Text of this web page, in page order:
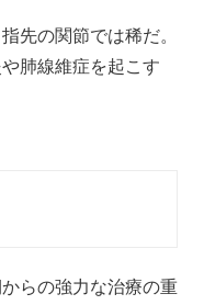
先の関節では稀だ。
肺線維症を起こす
らの強力な治療の重